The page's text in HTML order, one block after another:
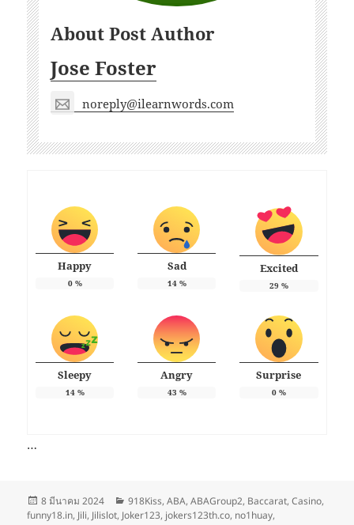
About Post Author
Jose Foster
noreply@ilearnwords.com
Happy
0%
Sad
14%
Excited
29 %
Sleepy
14%
Angry
43 %
Surprise
0%
…
เขียน
เมื่อ
8 มีนาคม 2024
หมวด
หมู่
918Kiss,ABA,ABAGroup2, Baccarat,Casino,
funny18.in, Jili, Jilislot, Joker123, jokers123th.co, no1huay,